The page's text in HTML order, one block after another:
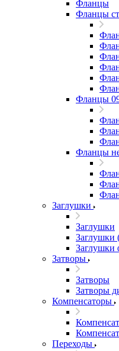
Фланцы
Фланцы
Фланцы
Фланцы
Заглушки
Заглушки
Заглушки
Заглушки
Затворы
Затворы
Затворы
Компенсаторы
Переходы